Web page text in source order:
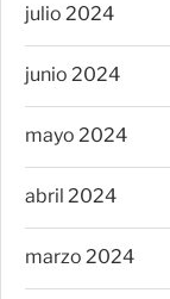
julio 2024
junio 2024
mayo 2024
abril 2024
marzo 2024